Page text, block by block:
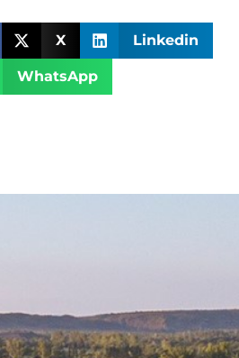
X Linkedin
WhatsApp